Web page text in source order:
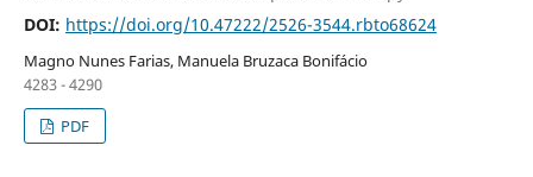
DOI: https://doi.org/10.47222/2526-3544.rbto68624
Magno Nunes Farias, Manuela Bruzaca Bonifácio
4283 - 4290
PDF